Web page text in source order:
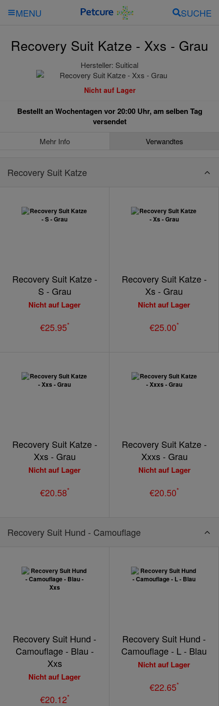
MENU SUCHE
Recovery Suit Katze - Xxs - Grau
Hersteller: Suitical
Nicht auf Lager
Bestellt an Wochentagen vor 20:00 Uhr, am selben Tag
versendet
Mehr Info Verwandtes
Recovery Suit Katze
Recovery Suit Katze -
S - Grau
Nicht auf Lager
€25.95*
Recovery Suit Katze -
Xs - Grau
Nicht auf Lager
€25.00*
Recovery Suit Katze -
Xxs - Grau
Nicht auf Lager
€20.58*
Recovery Suit Katze -
Xxxs - Grau
Nicht auf Lager
€20.50*
Recovery Suit Hund - Camouflage
Recovery Suit Hund -
Camouflage - Blau -
Xxs
Nicht auf Lager
€20.12*
Recovery Suit Hund -
Camouflage - L - Blau
Nicht auf Lager
€22.65*